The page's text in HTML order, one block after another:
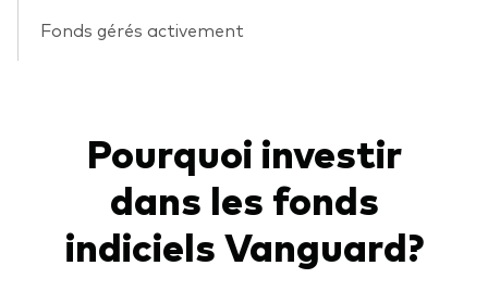
Fonds gérés activement
Pourquoi investir
dans les fonds
indiciels Vanguard?